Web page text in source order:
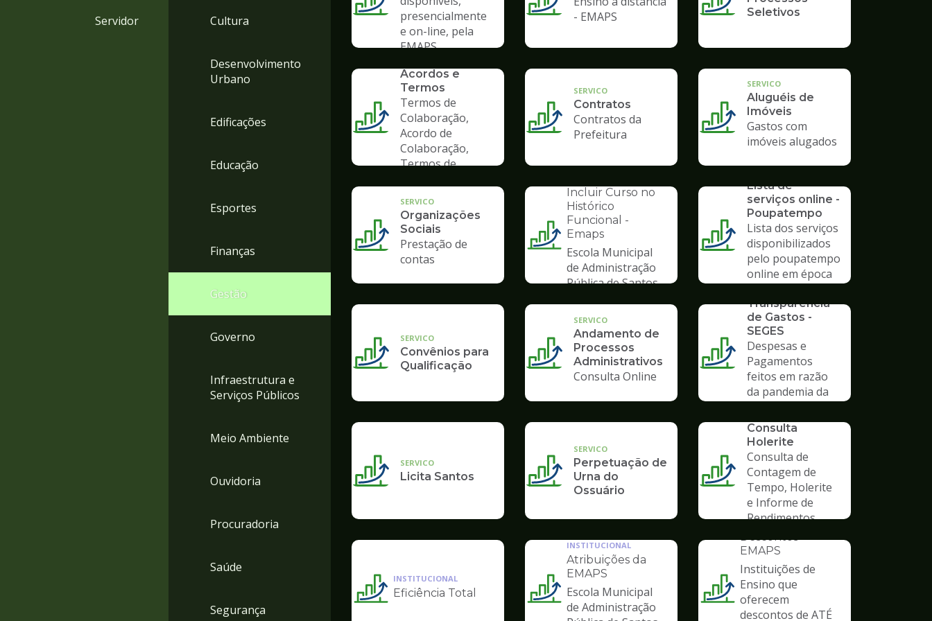
Servidor Cultura
Desenvolvimento
Urbano
Edificações
Educação
Esportes
Finanças
Gestão
Governo
Infraestrutura e
Serviços Públicos
Meio Ambiente
Ouvidoria
Procuradoria
Saúde
Segurança
presencialmente
e on-line, pela
EMAPS
- EMAPS
Seletivos
SERVICO
Acordos e
Termos
Termos de
Colaboração,
Acordo de
Colaboração,
Termos de
SERVICO
Contratos
Contratos da
Prefeitura
SERVICO
Aluguéis de
Imóveis
Gastos com
imóveis alugados
SERVICO
Organizações
Sociais
Prestação de
contas
Ilustração
pagina
de
Gestão
Incluir Curso no
Histórico
Funcional -
Emaps
Escola Municipal
de Administração
Pública de Santos
Lista de
serviços online -
Poupatempo
Lista dos serviços
disponibilizados
pelo poupatempo
online em época
SERVICO
Convênios para
Qualificação
SERVICO
Andamento de
Processos
Administrativos
Consulta Online
Transparência
de Gastos -
SEGES
Despesas e
Pagamentos
feitos em razão
da pandemia da
SERVICO
Licita Santos
SERVICO
Perpetuação de
Urna do
Ossuário
Consulta
Holerite
Consulta de
Contagem de
Tempo, Holerite
e Informe de
Rendimentos
Ilustração
INSTITUCIONAL
Eficiência Total
Ilustração
INSTITUCIONAL
Atribuições da
EMAPS
Escola Municipal
de Administração
Ilustração
INSTITUCIONAL
EMAPS
Instituições de
Ensino que
oferecem
descontos de ATÉ